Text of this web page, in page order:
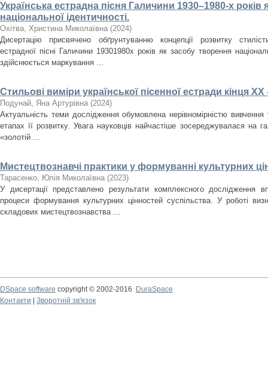
Українська естрадна пісня Галичини 1930–1980-­х років
національної ідентичності.
Охітва, Христина Миколаївна (2024)
Дисертацію присвячено обґрунтуванню концепції розвитку
естрадної пісні Галичини 1930­1980­х років як засобу творення
здійснюється маркування ...
Стильові виміри української пісенної естради кінця ХХ
Подунай, Яна Артурівна (2024)
Актуальність теми дослідження обумовлена нерівномірністю вивчення
етапах її розвитку. Увага науковців найчастіше зосереджувалася на
«золотій ...
Мистецтвознавчі практики у формуванні культурних
Тарасенко, Юлія Миколаївна (2023)
У дисертації представлено результати комплексного дослідження
процеси формування культурних цінностей суспільства. У роботі
складових мистецтвознавства ...
DSpace software copyright © 2002-2016
DuraSpace
Контакти
Зворотній зв'язок